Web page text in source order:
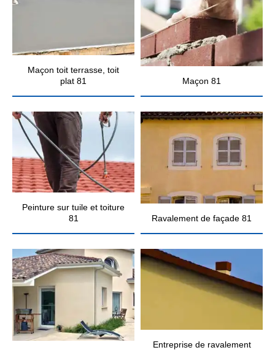
Maçon toit terrasse, toit
plat 81
Maçon 81
Peinture sur tuile et toiture
81
Ravalement de façade 81
Entreprise de ravalement